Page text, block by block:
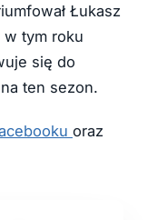
Łukasz
w tym roku
się do
ten sezon.
oraz